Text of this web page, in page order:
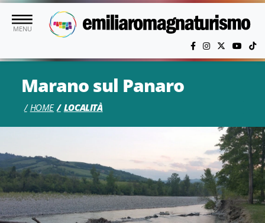
Vai al contenuto principale
MENU
Marano sul Panaro
HOME LOCALITÀ